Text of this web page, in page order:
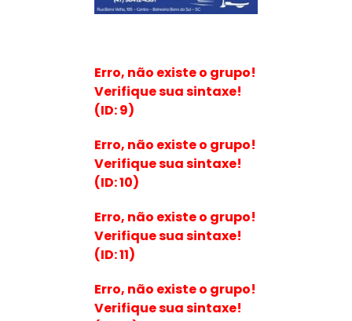
Erro, não existe o grupo!
Verifique sua sintaxe!
(ID: 9)
Erro, não existe o grupo!
Verifique sua sintaxe!
(ID: 10)
Erro, não existe o grupo!
Verifique sua sintaxe!
(ID: 11)
Erro, não existe o grupo!
Verifique sua sintaxe!